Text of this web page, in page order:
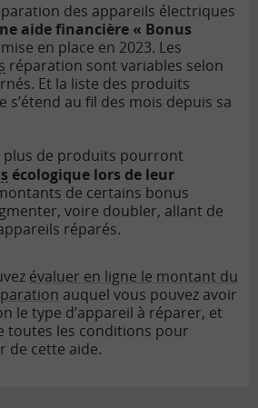
des appareils électriques
aide financière « Bonus
en place en 2023. Les
réparation sont variables selon
Et la liste des produits
s’étend au fil des mois depuis sa
plus de produits pourront
écologique lors de leur
de certains bonus
voire doubler, allant de
réparés.
évaluer en ligne le montant du
auquel vous pouvez avoir
le type d’appareil à réparer, et
toutes les conditions pour
de cette aide.